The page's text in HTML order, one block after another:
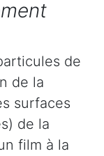
de
de la
surfaces
de la
film à la